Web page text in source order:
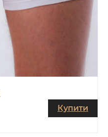
Купити